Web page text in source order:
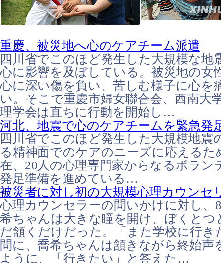
重慶、被災地へ心のケアチーム派遣
四川省でこのほど発生した大規模な地
心に影響を及ぼしている。被災地の女
心に深い傷を負い、苦しむ様子に心を
い。そこで重慶市婦女聯合会、西南大
理学会は直ちに行動を開始し…
河北、地震で心のケアチームを緊急発
四川省でこのほど発生した大規模地震
る精神面でのケアのニーズに応えるた
在、20人の心理専門家からなるボラン
発足準備を進めている…
被災者に対し初の大規模心理カウンセ
心理カウンセラーの問いかけに対し、
希ちゃんは大きな瞳を開け、ぼくとつ
だ頷くだけだった。「また学校に行き
問に、喬希ちゃんは頷きながら終始声
ように、「行きたい」と答えた…